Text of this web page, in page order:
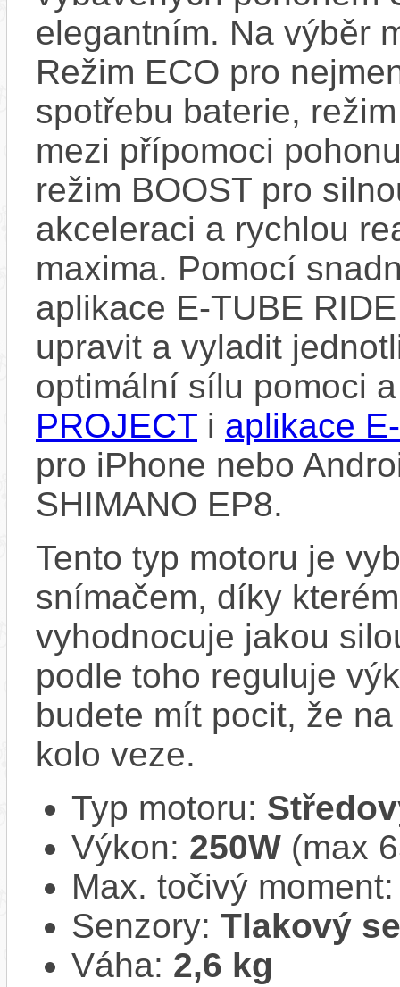
elegantním. Na výběr
Režim ECO pro
spotřebu baterie,
mezi přípomoci
režim BOOST pro
akceleraci a rychlou
maxima. Pomocí
aplikace E-TUBE
upravit a vyladit
optimální sílu pomoci
PROJECT i aplikace
pro iPhone nebo
SHIMANO EP8.
Tento typ motoru je
snímačem, díky
vyhodnocuje jakou
podle toho reguluje
budete mít pocit, že
kolo veze.
Typ motoru:
Výkon: 250W (max
Max. točivý
Senzory: Tlakový
Váha: 2,6 kg